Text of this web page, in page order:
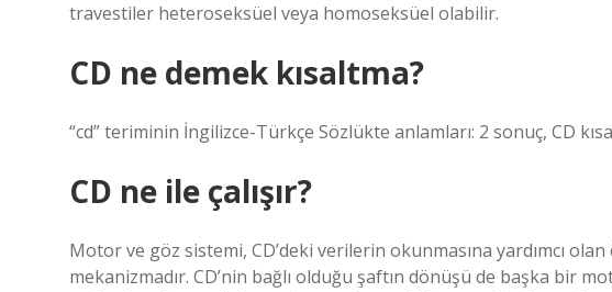
travestiler heteroseksüel veya homoseksüel olabilir.
CD ne demek kısaltma?
“cd” teriminin İngilizce-Türkçe Sözlükte anlamları: 2 sonuç, CD
CD ne ile çalışır?
Motor ve göz sistemi, CD’deki verilerin okunmasına yardımcı olan
mekanizmadır. CD’nin bağlı olduğu şaftın dönüşü de başka bir